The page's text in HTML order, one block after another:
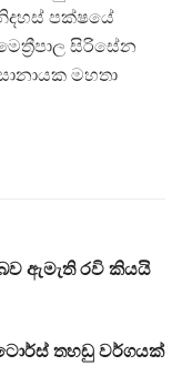
පක්ෂයේ
සිරිසේන
මහතා
ඇමැති රවි කියයි
තහඩු වර්ගයක්